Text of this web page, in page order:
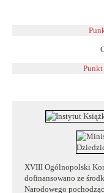
XVIII Ogólnopolski
dofinansowano ze
Narodowego